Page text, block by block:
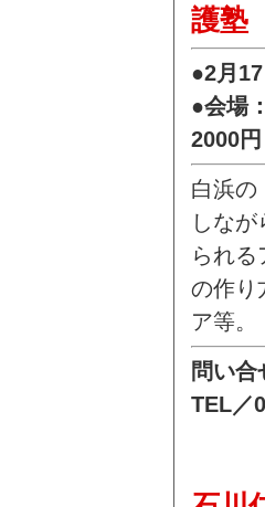
護塾
●2月
●会場
2000
白浜の
しな
られ
の作り
ア等。
問い合
TEL／